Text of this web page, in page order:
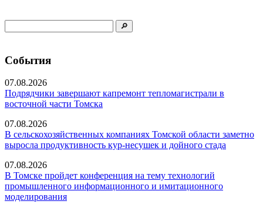
События
07.08.2026
Подрядчики завершают капремонт тепломагистрали в
восточной части Томска
07.08.2026
В сельскохозяйственных компаниях Томской области заметно
выросла продуктивность кур-несушек и дойного стада
07.08.2026
В Томске пройдет конференция на тему технологий
промышленного информационного и имитационного
моделирования